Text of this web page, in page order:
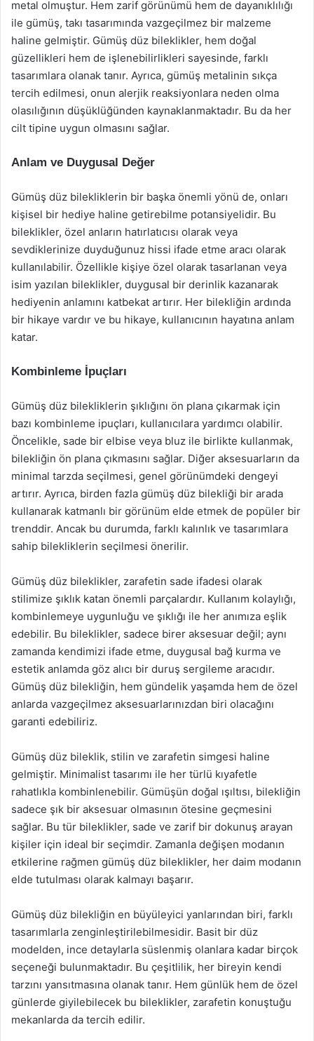
metal olmuştur. Hem zarif görünümü hem de dayanıklılığı
ile gümüş, takı tasarımında vazgeçilmez bir malzeme
haline gelmiştir. Gümüş düz bileklikler, hem doğal
güzellikleri hem de işlenebilirlikleri sayesinde, farklı
tasarımlara olanak tanır. Ayrıca, gümüş metalinin sıkça
tercih edilmesi, onun alerjik reaksiyonlara neden olma
olasılığının düşüklüğünden kaynaklanmaktadır. Bu da her
cilt tipine uygun olmasını sağlar.
Anlam ve Duygusal Değer
Gümüş düz bilekliklerin bir başka önemli yönü de, onları
kişisel bir hediye haline getirebilme potansiyelidir. Bu
bileklikler, özel anların hatırlatıcısı olarak veya
sevdiklerinize duyduğunuz hissi ifade etme aracı olarak
kullanılabilir. Özellikle kişiye özel olarak tasarlanan veya
isim yazılan bileklikler, duygusal bir derinlik kazanarak
hediyenin anlamını katbekat artırır. Her bilekliğin ardında
bir hikaye vardır ve bu hikaye, kullanıcının hayatına anlam
katar.
Kombinleme İpuçları
Gümüş düz bilekliklerin şıklığını ön plana çıkarmak için
bazı kombinleme ipuçları, kullanıcılara yardımcı olabilir.
Öncelikle, sade bir elbise veya bluz ile birlikte kullanmak,
bilekliğin ön plana çıkmasını sağlar. Diğer aksesuarların da
minimal tarzda seçilmesi, genel görünümdeki dengeyi
artırır. Ayrıca, birden fazla gümüş düz bilekliği bir arada
kullanarak katmanlı bir görünüm elde etmek de popüler bir
trenddir. Ancak bu durumda, farklı kalınlık ve tasarımlara
sahip bilekliklerin seçilmesi önerilir.
Gümüş düz bileklikler, zarafetin sade ifadesi olarak
stilimize şıklık katan önemli parçalardır. Kullanım kolaylığı,
kombinlemeye uygunluğu ve şıklığı ile her anımıza eşlik
edebilir. Bu bileklikler, sadece birer aksesuar değil; aynı
zamanda kendimizi ifade etme, duygusal bağ kurma ve
estetik anlamda göz alıcı bir duruş sergileme aracıdır.
Gümüş düz bilekliğin, hem gündelik yaşamda hem de özel
anlarda vazgeçilmez aksesuarlarınızdan biri olacağını
garanti edebiliriz.
Gümüş düz bileklik, stilin ve zarafetin simgesi haline
gelmiştir. Minimalist tasarımı ile her türlü kıyafetle
rahatlıkla kombinlenebilir. Gümüşün doğal ışıltısı, bilekliğin
sadece şık bir aksesuar olmasının ötesine geçmesini
sağlar. Bu tür bileklikler, sade ve zarif bir dokunuş arayan
kişiler için ideal bir seçimdir. Zamanla değişen modanın
etkilerine rağmen gümüş düz bileklikler, her daim modanın
elde tutulması olarak kalmayı başarır.
Gümüş düz bilekliğin en büyüleyici yanlarından biri, farklı
tasarımlarla zenginleştirilebilmesidir. Basit bir düz
modelden, ince detaylarla süslenmiş olanlara kadar birçok
seçeneği bulunmaktadır. Bu çeşitlilik, her bireyin kendi
tarzını yansıtmasına olanak tanır. Hem günlük hem de özel
günlerde giyilebilecek bu bileklikler, zarafetin konuştuğu
mekanlarda da tercih edilir.